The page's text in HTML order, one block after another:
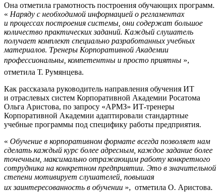
Она отметила грамотность построения обучающих программ.
« Наряду с необходимой информацией о регламентах
и процессах построения системы, они содержат большое
количество практических заданий. Каждый слушатель
получает комплект специально разработанных учебных
материалов. Тренеры Корпоративной Академии
профессиональны, компетентны и просто приятны », 
отметила Т. Румянцева.
Как рассказала руководитель направления обучения ИТ
и отраслевых систем Корпоративной Академии Росатома
Ольга Аристова, по запросу «АРМЗ» ИТ-тренеры
Корпоративной Академии адаптировали стандартные
учебные программы под специфику работы предприятия.
« Обучение в корпоративном формате всегда позволяет нам
сделать каждый курс более адресным, каждое задание более
точечным, максимально отражающим работу конкретного
сотрудника на конкретном предприятии. Это в значительной
степени мотивирует слушателей, повышая
их заинтересованность в обучении »,  отметила О. Аристова.